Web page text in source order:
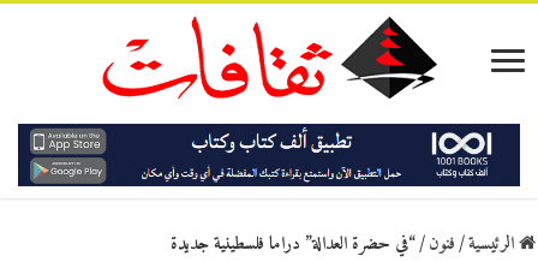
الرئيسية/فنون/“في حضرة العدالة” دراما فلسطينية جديدة